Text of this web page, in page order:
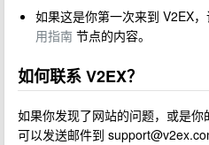
如果这是你第一次来到 V2EX
用指南 节点的内容。
如何联系 V2EX？
如果你发现了网站的问题，或是你
可以发送邮件到